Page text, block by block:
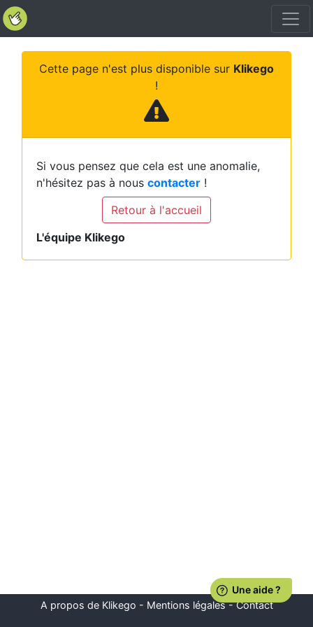
Cette page n'est plus disponible sur Klikego
!
Si vous pensez que cela est une anomalie,
n'hésitez pas à nous contacter !
Retour à l'accueil
L'équipe Klikego
A propos de Klikego - Mentions légales-Contact